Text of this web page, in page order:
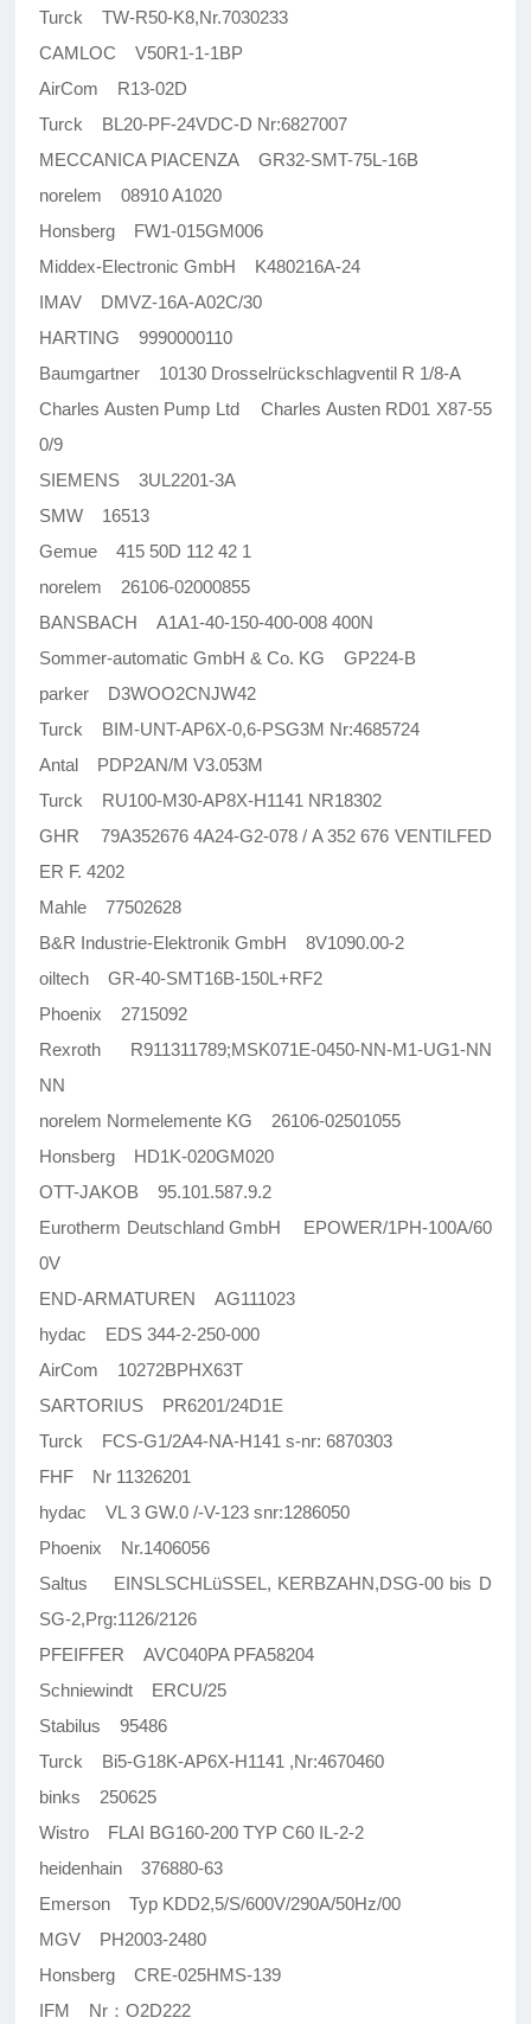
Turck TW-R50-K8,Nr.7030233
CAMLOC V50R1-1-1BP
AirCom R13-02D
Turck BL20-PF-24VDC-D Nr:6827007
MECCANICA PIACENZA GR32-SMT-75L-16B
norelem 08910 A1020
Honsberg FW1-015GM006
Middex-Electronic GmbH K480216A-24
IMAV DMVZ-16A-A02C/30
HARTING 9990000110
Baumgartner 10130 Drosselrückschlagventil R 1/8-A
Charles Austen Pump Ltd Charles Austen RD01 X87-55
0/9
SIEMENS 3UL2201-3A
SMW 16513
Gemue 415 50D 112 42 1
norelem 26106-02000855
BANSBACH A1A1-40-150-400-008 400N
Sommer-automatic GmbH & Co. KG GP224-B
parker D3WOO2CNJW42
Turck BIM-UNT-AP6X-0,6-PSG3M Nr:4685724
Antal PDP2AN/M V3.053M
Turck RU100-M30-AP8X-H1141 NR18302
GHR 79A352676 4A24-G2-078 / A 352 676 VENTILFED
ER F. 4202
Mahle 77502628
B&R Industrie-Elektronik GmbH 8V1090.00-2
oiltech GR-40-SMT16B-150L+RF2
Phoenix 2715092
Rexroth R911311789;MSK071E-0450-NN-M1-UG1-NN
NN
norelem Normelemente KG 26106-02501055
Honsberg HD1K-020GM020
OTT-JAKOB 95.101.587.9.2
Eurotherm Deutschland GmbH EPOWER/1PH-100A/60
0V
END-ARMATUREN AG111023
hydac EDS 344-2-250-000
AirCom 10272BPHX63T
SARTORIUS PR6201/24D1E
Turck FCS-G1/2A4-NA-H141 s-nr: 6870303
FHF Nr 11326201
hydac VL 3 GW.0 /-V-123 snr:1286050
Phoenix Nr.1406056
Saltus EINSLSCHLüSSEL, KERBZAHN,DSG-00 bis D
SG-2,Prg:1126/2126
PFEIFFER AVC040PA PFA58204
Schniewindt ERCU/25
Stabilus 95486
Turck Bi5-G18K-AP6X-H1141 ,Nr:4670460
binks 250625
Wistro FLAI BG160-200 TYP C60 IL-2-2
heidenhain 376880-63
Emerson Typ KDD2,5/S/600V/290A/50Hz/00
MGV PH2003-2480
Honsberg CRE-025HMS-139
IFM Nr：O2D222